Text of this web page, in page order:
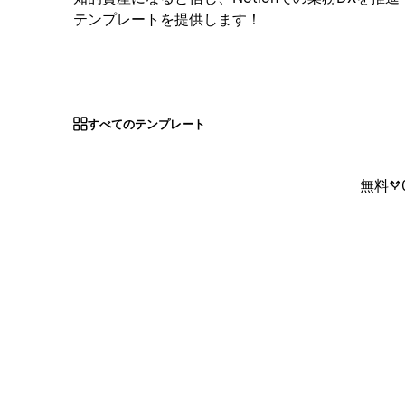
テンプレートを提供します！
すべてのテンプレート
無料